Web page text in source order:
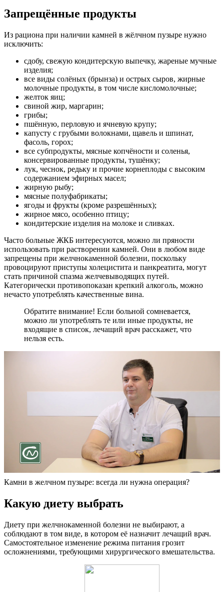
Запрещённые продукты
Из рациона при наличии камней в жёлчном пузыре нужно
исключить:
сдобу, свежую кондитерскую выпечку, жареные мучные
изделия;
все виды солёных (брынза) и острых сыров, жирные
молочные продукты, в том числе кисломолочные;
желток яиц;
свиной жир, маргарин;
грибы;
пшённую, перловую и ячневую крупу;
капусту с грубыми волокнами, щавель и шпинат,
фасоль, горох;
все субпродукты, мясные копчёности и соленья,
консервированные продукты, тушёнку;
лук, чеснок, редьку и прочие корнеплоды с высоким
содержанием эфирных масел;
жирную рыбу;
мясные полуфабрикаты;
ягоды и фрукты (кроме разрешённых);
жирное мясо, особенно птицу;
кондитерские изделия на молоке и сливках.
Часто больные ЖКБ интересуются, можно ли пряности
использовать при растворении камней. Они в любом виде
запрещены при желчнокаменной болезни, поскольку
провоцируют приступы холецистита и панкреатита, могут
стать причиной спазма желчевыводящих путей.
Категорически противопоказан крепкий алкоголь, можно
нечасто употреблять качественные вина.
Обратите внимание! Если больной сомневается,
можно ли употреблять те или иные продукты, не
входящие в список, лечащий врач расскажет, что
нельзя есть.
Камни в желчном пузыре: всегда ли нужна операция?
Какую диету выбрать
Диету при желчнокаменной болезни не выбирают, а
соблюдают в том виде, в котором её назначит лечащий врач.
Самостоятельное изменение режима питания грозит
осложнениями, требующими хирургического вмешательства.